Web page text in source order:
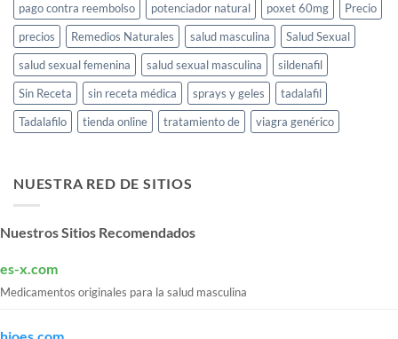
pago contra reembolso
potenciador natural poxet 60mg
Precio
precios
Remedios Naturales salud masculina
Salud Sexual
salud sexual femenina
salud sexual masculina
sildenafil
Sin Receta
sin receta médica sprays y geles
tadalafil
Tadalafilo
tienda online tratamiento de viagra genérico
NUESTRA RED DE SITIOS
Nuestros Sitios Recomendados
es-x.com
Medicamentos originales para la salud masculina